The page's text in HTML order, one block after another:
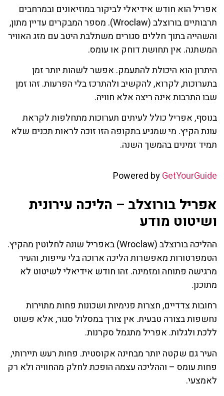
אפריל הוא חודש אידיאלי לביקור במוזיאונים ובמרחבים
תרבותיים בורוצלב (Wroclaw). מספר המבקרים עדיין מתון,
והשהייה בתוך חללים סגורים משתלבת היטב עם מזג האוויר
המשתנה. אין תחושת דוחק או עומס.
היתרון הוא היכולת להתעמק. אפשר לשהות יותר זמן
בתערוכות, לקרוא, להקשיב ולהתרכז בלי הפרעות. זהו זמן
שבו התרבות אינה ריצה אלא חוויה.
בנוסף, אפריל כולל לעיתים תערוכות מתחלפות לקראת
עונת הקיץ. מי שמגיע בתקופה הזו זוכה לראות תכנים שלא
תמיד זמינים בהמשך השנה.
Powered byGetYourGuide
אפריל בורוצלב – הליכה עירונית
ושיטוט מודע
ההליכה בורוצלב (Wroclaw) באפריל שונה לחלוטין מהקיץ.
הטמפרטורות מאפשרות הליכה ארוכה בלי עייפות, והעיר
מרגישה פתוחה ומזמינה. זהו חודש אידיאלי לשיטוט לא
מתוכנן.
רחובות צדדיים, חצרות פנימיות ושכונות פחות מתוירות
נחשפות בצורה טבעית. אין צורך במסלול סגור, אלא פשוט
ללכת ולגלות. אפריל מתגמל סקרנות.
העיר גם שקטה יותר מבחינה אקוסטית. פחות רעש תיירותי,
פחות עומס – וההליכה עצמה הופכת לחלק מהחוויה ולא רק
לאמצעי.